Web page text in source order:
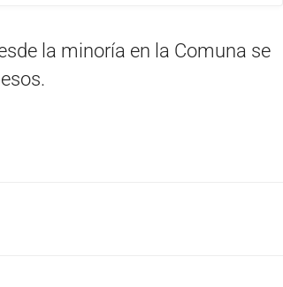
la minoría en la Comuna se